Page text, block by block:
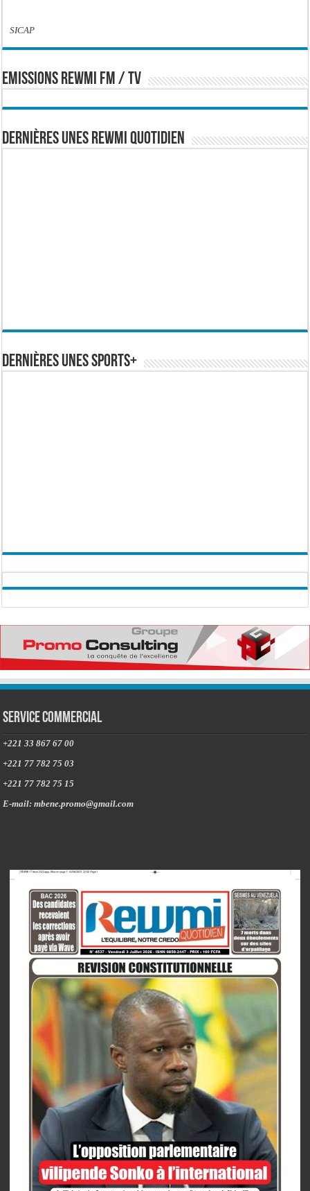
SICAP
EMISSIONS REWMI FM / TV
Dernières Unes Rewmi Quotidien
Dernières Unes Sports+
Service commercial
+221 33 867 67 00
+221 77 782 75 03
+221 77 782 75 15
E-mail: mbene.promo@gmail.com